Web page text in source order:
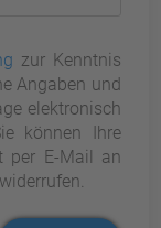
zur Kenntnis
Angaben und
elektronisch
können Ihre
per E-Mail an
widerrufen.